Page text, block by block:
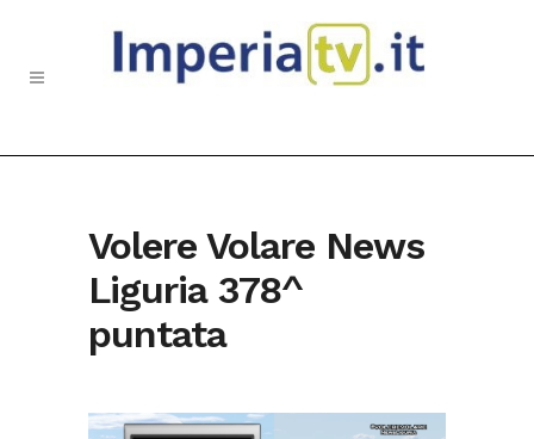
Volere Volare News
Liguria 378^
puntata